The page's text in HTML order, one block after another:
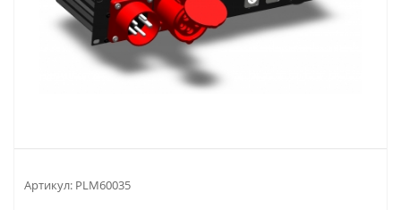
Артикул: PLM60035